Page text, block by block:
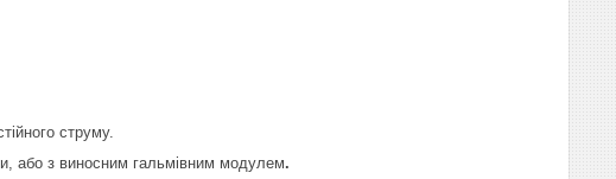
струму.
або з виносним гальмівним модулем.